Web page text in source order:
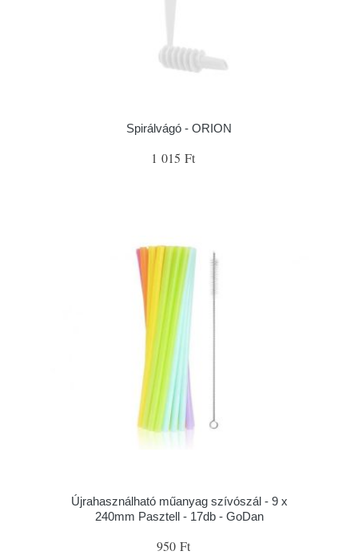
Spirálvágó - ORION
1 015 Ft
Újrahasználható műanyag szívószál - 9 x
240mm Pasztell - 17db - GoDan
950 Ft